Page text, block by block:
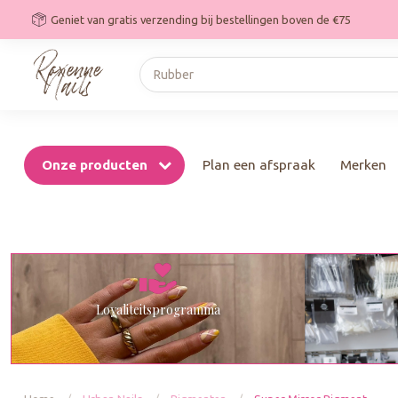
Geniet van gratis verzending bij bestellingen boven de €75
Onze producten Plan een afspraak Merken
Loyaliteitsprogramma